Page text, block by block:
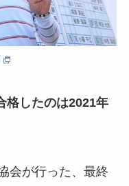
格したのは2021年
会が行った、最終